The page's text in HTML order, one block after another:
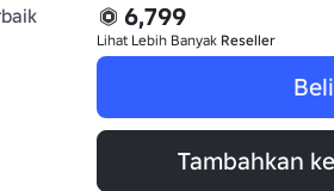
6,799
Lihat Lebih Banyak Reseller
Beli
Tambahkan